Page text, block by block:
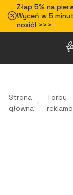
Złap 5% na
Wyceń w 5
nosić! >>>
Strona
główna
Torby